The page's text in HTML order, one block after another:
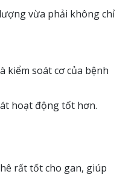
vừa phải không chỉ
kiểm soát cơ của bệnh
hoạt động tốt hơn.
rất tốt cho gan, giúp